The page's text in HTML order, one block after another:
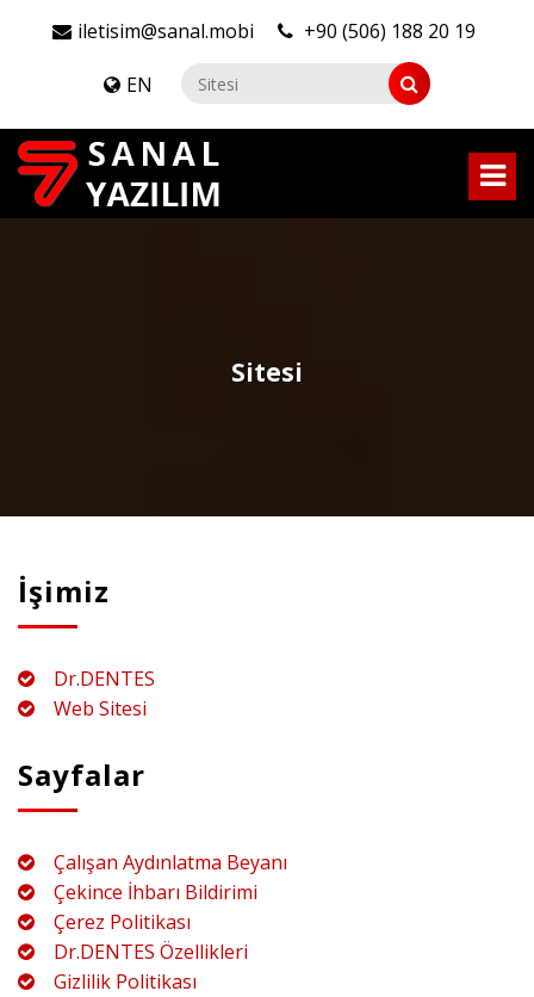
iletisim@sanal.mobi +90 (506) 188 20 19
EN
Sitesi
İşimiz
Dr.DENTES
Web Sitesi
Sayfalar
Çalışan Aydınlatma Beyanı
Çekince İhbarı Bildirimi
Çerez Politikası
Dr.DENTES Özellikleri
Gizlilik Politikası